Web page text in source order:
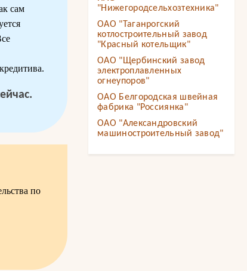
сам
по
"Нижегородсельхозтехника"
ОАО "Таганрогский
котлостроительный завод
"Красный котельщик"
ОАО "Щербинский завод
электроплавленных
огнеупоров"
ОАО Белгородская швейная
фабрика "Россиянка"
ОАО "Александровский
машиностроительный завод"